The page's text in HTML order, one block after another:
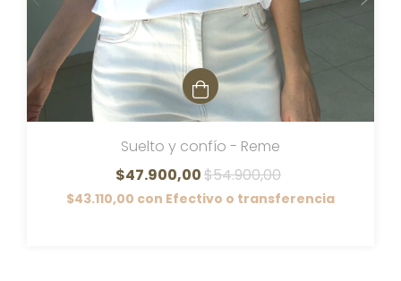
Suelto y confío - Reme
$47.900,00$54.900,00
$43.110,00 con Efectivo o transferencia